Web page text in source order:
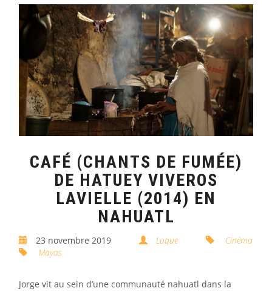
CAFÉ (CHANTS DE FUMÉE)
DE HATUEY VIVEROS
LAVIELLE (2014) EN
NAHUATL
23 novembre 2019 Luque
Cinéma
Mayas
Jorge vit au sein d’une communauté nahuatl dans la